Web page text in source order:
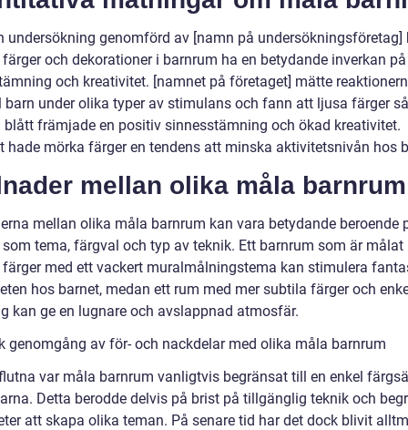
undersökning genomförd av [namn på undersökningsföretag]
och dekorationer i barnrum ha en betydande inverkan
och kreativitet. [namnet på företaget] mätte
barn under olika typer av stimulans och fann att ljusa färger
blått främjade en positiv sinnesstämning och ökad kreativitet.
hade mörka färger en tendens att minska aktivitetsnivån hos
mellan olika måla barnrum
mellan olika måla barnrum kan vara betydande beroende
tema, färgval och typ av teknik. Ett barnrum som är målat
färger med ett vackert muralmålningstema kan stimulera
hos barnet, medan ett rum med mer subtila färger och
kan ge en lugnare och avslappnad atmosfär.
genomgång av för- och nackdelar med olika måla barnrum
var måla barnrum vanligtvis begränsat till en enkel
Detta berodde delvis på brist på tillgänglig teknik och
att skapa olika teman. På senare tid har det dock blivit